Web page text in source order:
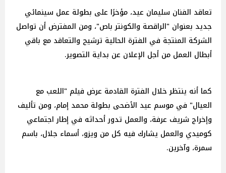
تعاقد الفنان سليمان عيد، مؤخرًا على بطولة عمل سينمائي
جديد بعنوان "الراقصة والكونتر باص"، ومن المفترض أن تواصل
الشركة المنتجة في الفترة الحالية ترشيح والتعاقد مع باقي
أبطال العمل من أجل الإعلان عن بداية التصوير.
كما أنه ينتظر خلال الفترة القادمة عرض فيلم "اللعب مع
العيال" في موسم عيد الأضحى بطولة محمد إمام، ومن تأليف
وإخراج شريف عرفة، والعمل تدور أحداثه في إطار اجتماعي
كوميدي والعمل يشارك فيه كل من ويزو، أسماء جلال، باسم
سمرة، وآخرين.